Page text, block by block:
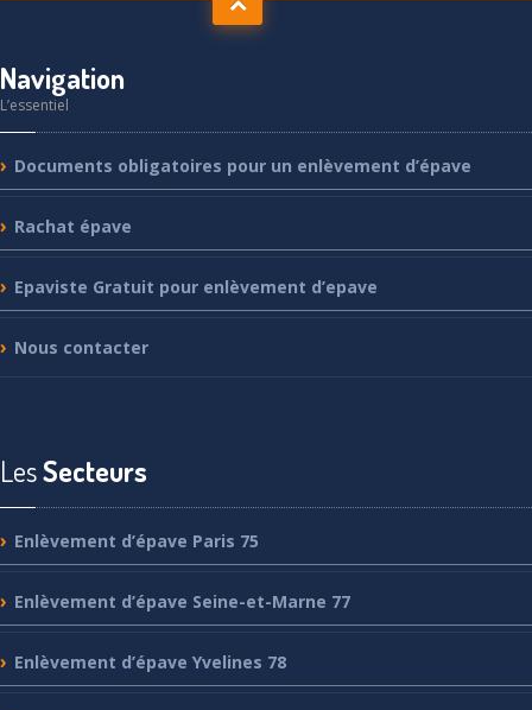
Navigation
L’essentiel
Documents obligatoires pour un enlèvement d’épave
Rachat épave
Epaviste Gratuit pour enlèvement d’epave
Nous contacter
LesSecteurs
Enlèvement d’épave Paris 75
Enlèvement d’épave Seine-et-Marne 77
Enlèvement d’épave Yvelines 78